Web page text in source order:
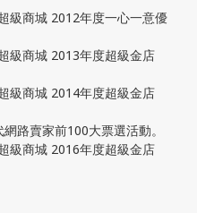
級商城 2012年度一心一意優
級商城 2013年度超級金店
級商城 2014年度超級金店
路賣家前100大票選活動。
級商城 2016年度超級金店